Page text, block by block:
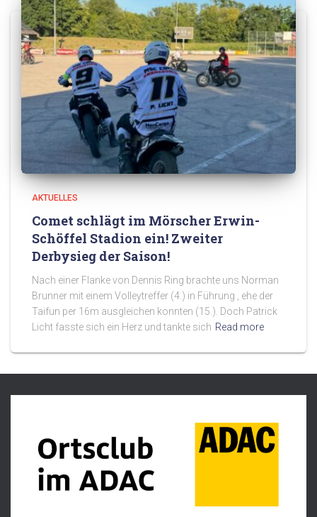
AKTUELLES
Comet schlägt im Mörscher Erwin-
Schöffel Stadion ein! Zweiter
Derbysieg der Saison!
Nach einer Flanke von Dennis Ring brachte uns Norman
Brunner mit einem Volleytreffer (4.) in Führung , ehe der
Taifun per 16m ausgleichen konnten (15.). Doch Patrick
Licht fasste sich ein Herz und tankte sich Read more